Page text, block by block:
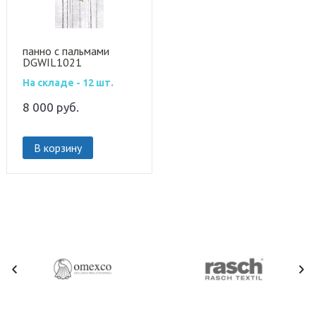
панно с пальмами
DGWIL1021
На складе - 12 шт.
8 000 руб.
В корзину